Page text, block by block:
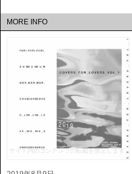
MORE INFO
サイト内のコンテンツの転載を禁止します